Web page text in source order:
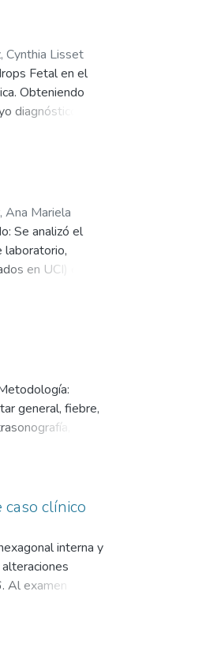
de parto
reportándolos
obstétrico
Cynthia Lisset
Fetal en el
Obteniendo
diagnóstico es:
donde
uterinas de
de 3280 gr.
obstétrica es
y orientar
Ana Mariela
Se analizó el
laboratorio,
en UCI) en el
general, fiebre,
sepsis
Clindamicina,
de primer
materna.
clínico
interna y
Al examen
sin
de